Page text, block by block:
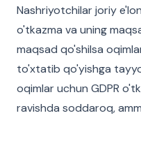
Nashriyotchilar joriy
o'tkazma va uning
maqsad qo'shilsa
to'xtatib qo'yishga
oqimlar uchun GDPR
ravishda soddaroq,